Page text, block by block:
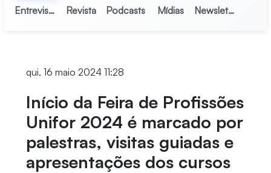
Entrevistas Revista Podcasts Mídias Newsletter
qui, 16 maio 2024 11:28
Início da Feira de Profissões
Unifor 2024 é marcado por
palestras, visitas guiadas e
apresentações dos cursos